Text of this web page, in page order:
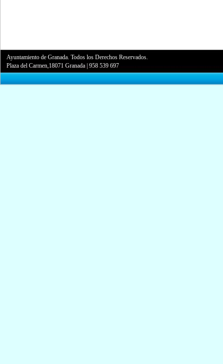
Ayuntamiento de Granada. Todos los Derechos Reservados.
Plaza del Carmen,18071 Granada |958 539 697